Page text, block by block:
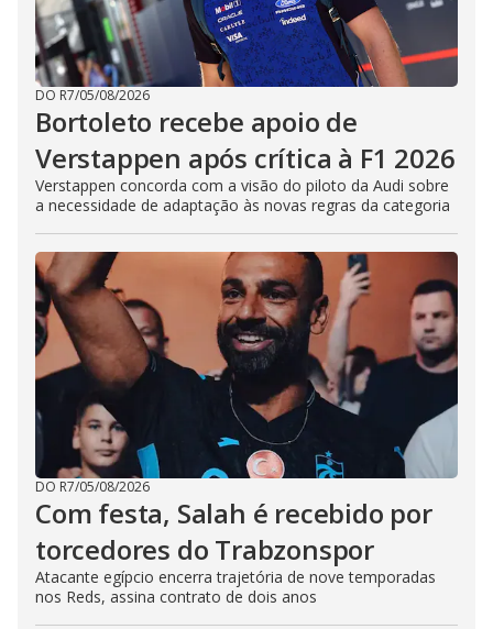
DO R7/05/08/2026
Bortoleto recebe apoio de
Verstappen após crítica à F1 2026
Verstappen concorda com a visão do piloto da Audi sobre
a necessidade de adaptação às novas regras da categoria
DO R7/05/08/2026
Com festa, Salah é recebido por
torcedores do Trabzonspor
Atacante egípcio encerra trajetória de nove temporadas
nos Reds, assina contrato de dois anos